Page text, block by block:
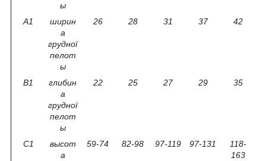
ы
A1
ширин
а
грудної
пелот
ы
26 28 31 37 42
B1
глибин
а
грудної
пелот
ы
22 25 27 29 35
C1
высот
а
59-74 82-98 97-119 97-131
118-
163